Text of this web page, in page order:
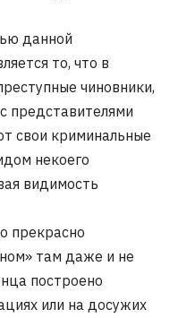
данной
то, что в
чиновники,
представителями
свои криминальные
некоего
видимость
прекрасно
там даже и не
построено
или на досужих